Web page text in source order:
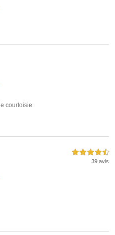
courtoisie
4,5 étoiles sur 5
39 avis